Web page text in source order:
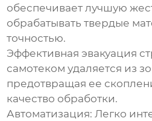
обеспечивает лучшую
обрабатывать твердые
точностью.
Эффективная эвакуация
самотеком удаляется из
предотвращая ее
качество обработки.
Автоматизация: Легко